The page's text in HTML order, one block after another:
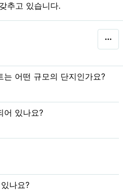
추고 있습니다.
는 어떤 규모의 단지인가요?
어 있나요?
나요?